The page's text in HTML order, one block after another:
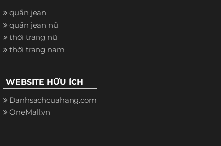
quần jean
quần jean nữ
thời trang nữ
thời trang nam
WEBSITE HỮU ÍCH
Danhsachcuahang.com
OneMall.vn